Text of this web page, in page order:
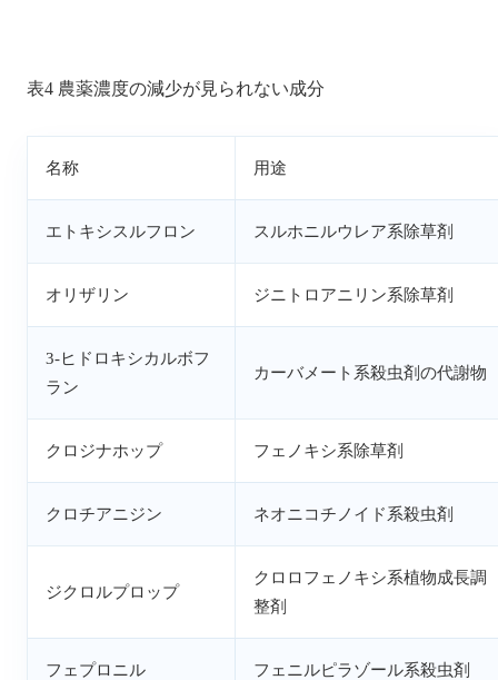
表4 農薬濃度の減少が見られない成分
名称 用途
エトキシスルフロン スルホニルウレア系除草剤
オリザリン ジニトロアニリン系除草剤
3-ヒドロキシカルボフ
ラン
カーバメート系殺虫剤の代謝物
クロジナホップ フェノキシ系除草剤
クロチアニジン ネオニコチノイド系殺虫剤
ジクロルプロップ
クロロフェノキシ系植物成長調
整剤
フェプロニル フェニルピラゾール系殺虫剤